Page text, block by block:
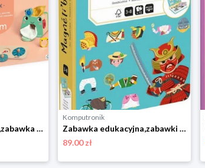
Nauka przez zabawę,zabawka edukacyjna Janod Box 12 m+ Zestaw Zabawek Edukacyjnych
Komputronik
Zabawka edukacyjna,zabawki magnetyczne Janod Magnetibook Historia
89.00 zł